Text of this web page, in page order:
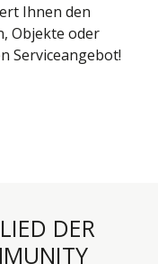
Ihnen den
Objekte oder
Serviceangebot!
DER